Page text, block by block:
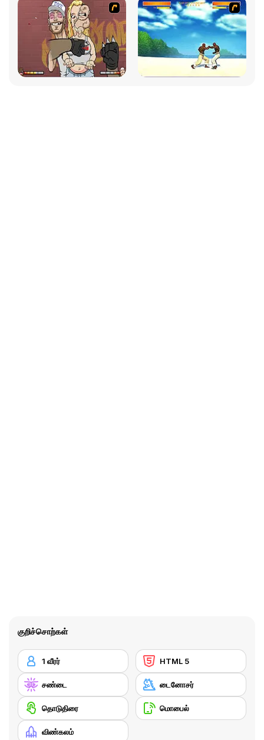
குறிச்சொற்கள்
1 வீரர் HTML 5
சண்டை டைனோசர்
தொடுதிரை மொபைல்
விண்கலம்